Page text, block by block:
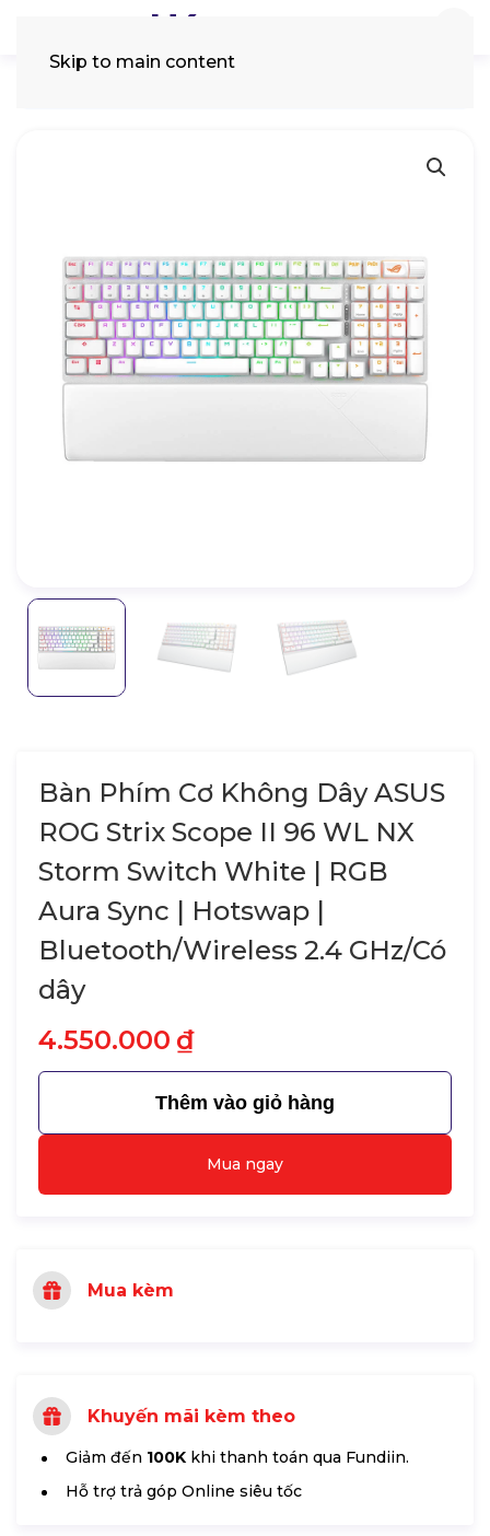
Skip to main content
Bàn Phím Cơ Không Dây ASUS
ROG Strix Scope II 96 WL NX
Storm Switch White | RGB
Aura Sync | Hotswap |
Bluetooth/Wireless 2.4 GHz/Có
dây
4.550.000 ₫
Thêm vào giỏ hàng
Mua ngay
Mua kèm
Khuyến mãi kèm theo
Giảm đến 100K khi thanh toán qua Fundiin.
Hỗ trợ trả góp Online siêu tốc